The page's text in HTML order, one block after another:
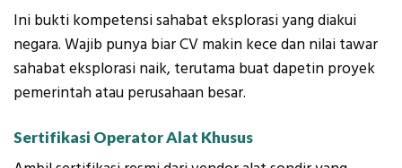
Ini bukti kompetensi sahabat eksplorasi yang diakui
negara. Wajib punya biar CV makin kece dan nilai tawar
sahabat eksplorasi naik, terutama buat dapetin proyek
pemerintah atau perusahaan besar.
Sertifikasi Operator Alat Khusus